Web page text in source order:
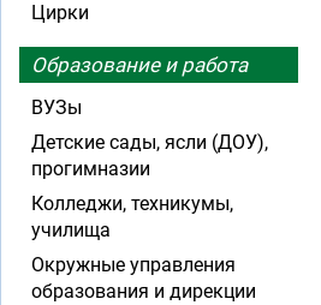
Цирки
Образование и работа
ВУЗы
Детские сады, ясли (ДОУ),
прогимназии
Колледжи, техникумы,
училища
Окружные управления
образования и дирекции